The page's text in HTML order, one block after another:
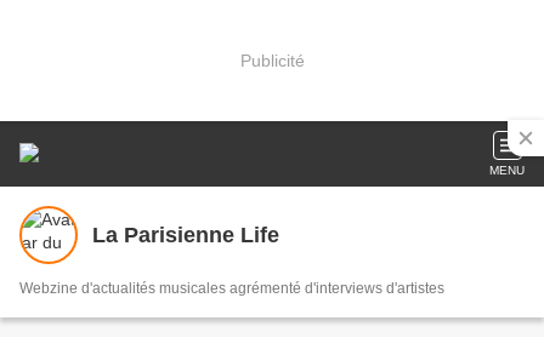
Publicité
MENU
La Parisienne Life
Webzine d'actualités musicales agrémenté d'interviews d'artistes